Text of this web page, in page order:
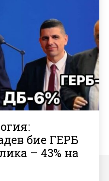
бие ГЕРБ
– 43% на